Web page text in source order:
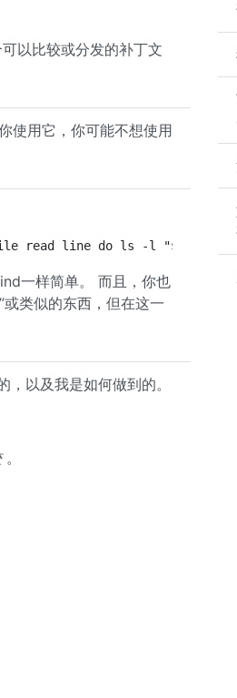
以比较或分发的补丁文
使用它，你可能不想使用
read line do ls -l "$line"
一样简单。 而且，你也
类似的东西，但在这一
以及我是如何做到的。
。